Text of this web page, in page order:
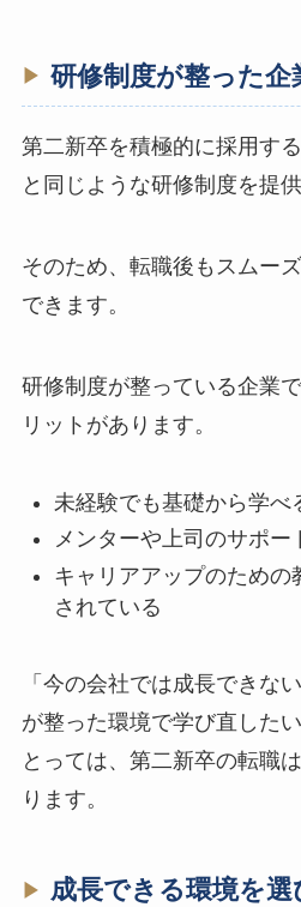
研修制度が整った企
第二新卒を積極的に採用す
と同じような研修制度を提
そのため、転職後もスムー
できます。
研修制度が整っている企業
リットがあります。
未経験でも基礎から学べ
メンターや上司のサポー
キャリアアップのための
されている
「今の会社では成長できな
が整った環境で学び直した
とっては、第二新卒の転職
ります。
成長できる環境を選